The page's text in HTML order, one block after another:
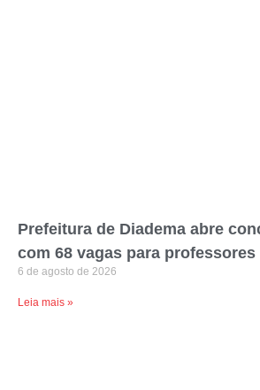
Prefeitura de Diadema abre
com 68 vagas para professores
6 de agosto de 2026
Leia mais »